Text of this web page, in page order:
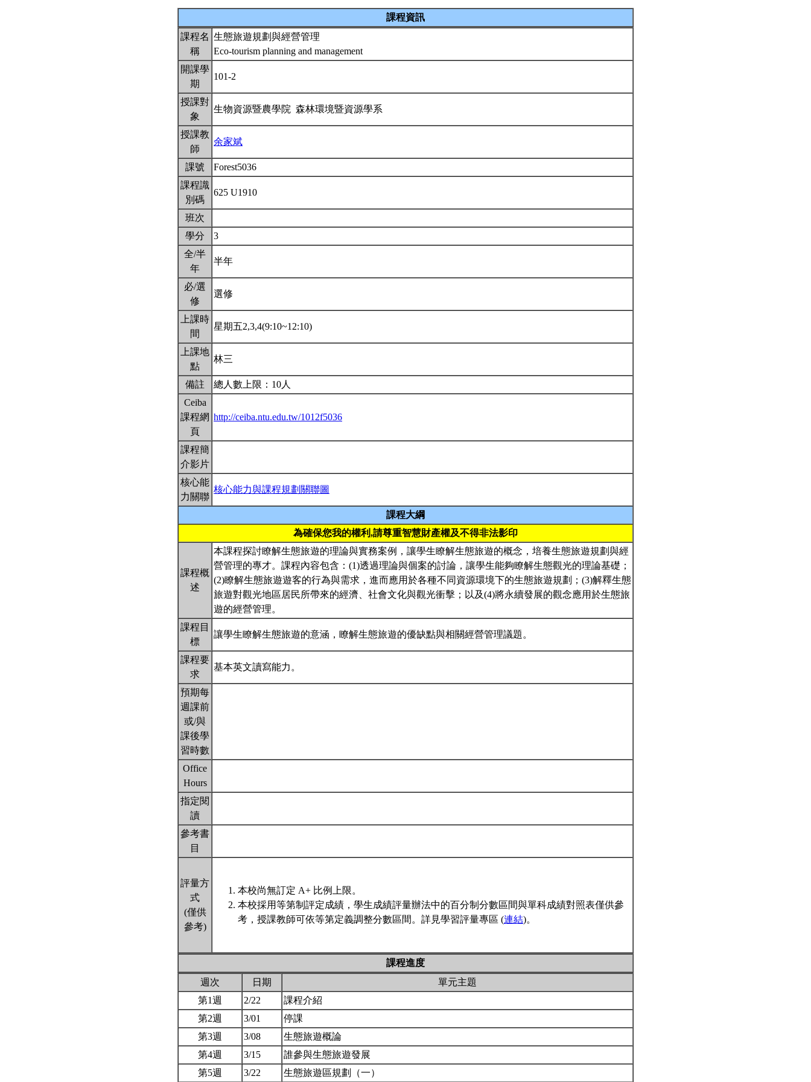
課程資訊
課程名
稱
生態旅遊規劃與經營管理
Eco-tourism planning and management
開課學
期
101-2
授課對
象
生物資源暨農學院 森林環境暨資源學系
授課教
師
余家斌
課號
Forest5036
課程識
別碼
625 U1910
班次
學分
3
全/半
年
半年
必/選
修
選修
上課時
間
星期五2,3,4(9:10~12:10)
上課地
點
林三
備註
總人數上限：10人
Ceiba
課程網
頁
http://ceiba.ntu.edu.tw/1012f5036
課程簡
介影片
核心能
力關聯
核心能力與課程規劃關聯圖
課程大綱
為確保您我的權利,請尊重智慧財產權及不得非法影印
課程概
述
本課程探討瞭解生態旅遊的理論與實務案例，讓學生瞭解生態旅遊的概念，培養生態旅遊規劃與經
營管理的專才。課程內容包含：(1)透過理論與個案的討論，讓學生能夠瞭解生態觀光的理論基礎；
(2)瞭解生態旅遊遊客的行為與需求，進而應用於各種不同資源環境下的生態旅遊規劃；(3)解釋生態
旅遊對觀光地區居民所帶來的經濟、社會文化與觀光衝擊；以及(4)將永續發展的觀念應用於生態旅
遊的經營管理。
課程目
標
讓學生瞭解生態旅遊的意涵，瞭解生態旅遊的優缺點與相關經營管理議題。
課程要
求
基本英文讀寫能力。
預期每
週課前
或/與
課後學
習時數
Office
Hours
指定閱
讀
參考書
目
評量方
式
(僅供
參考)
本校尚無訂定 A+ 比例上限。
本校採用等第制評定成績，學生成績評量辦法中的百分制分數區間與單科成績對照表僅供參
考，授課教師可依等第定義調整分數區間。詳見學習評量專區 (連結)。
課程進度
週次
日期
單元主題
第1週
2/22
課程介紹
第2週
3/01
停課
第3週
3/08
生態旅遊概論
第4週
3/15
誰參與生態旅遊發展
第5週
3/22 生態旅遊區規劃（一）